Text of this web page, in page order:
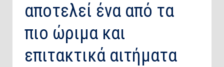
αποτελεί ένα από τα
πιο ώριμα και
επιτακτικά αιτήματα